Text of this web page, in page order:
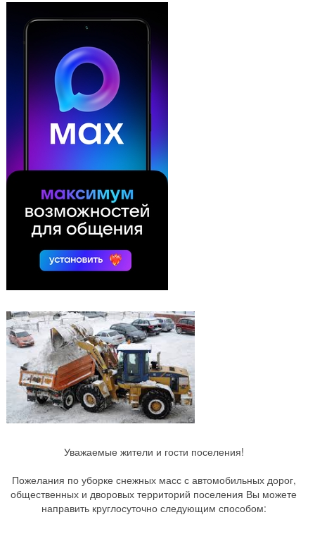
Уважаемые жители и гости поселения!
Пожелания по уборке снежных масс с автомобильных дорог,
общественных и дворовых территорий поселения Вы можете
направить круглосуточно следующим способом: